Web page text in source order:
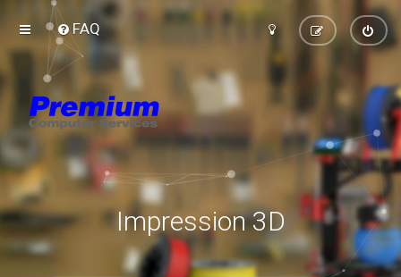
FAQ
Impression 3D